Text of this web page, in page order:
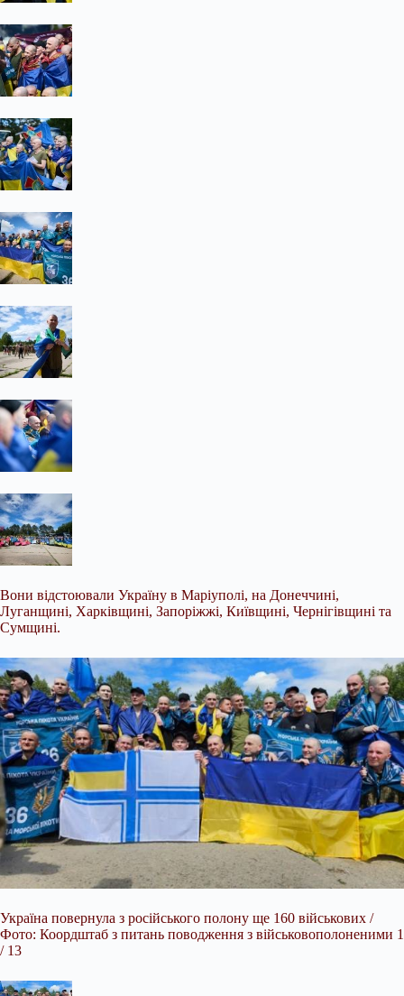
Вони відстоювали Україну в Маріуполі, на Донеччині,
Луганщині, Харківщині, Запоріжжі, Київщині, Чернігівщині та
Сумщині.
Україна повернула з російського полону ще 160 військових /
Фото: Коордштаб з питань поводження з військовополоненими 1
/ 13